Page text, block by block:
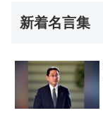
新着名言集